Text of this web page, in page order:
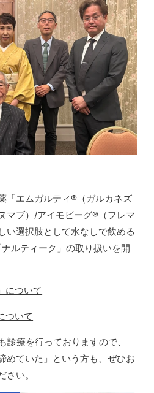
「エムガルティ®（ガルカネズ
マブ）/アイモビーグ®（フレマ
い選択肢として水なしで飲める
ルティーク」の取り扱いを開
について
ついて
診療を行っておりますので、
めていた」という方も、ぜひお
い。